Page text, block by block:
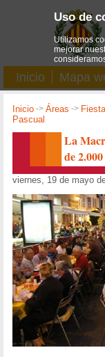
Inicio Mapa
Inicio ->Áreas ->
Pascual
La
de
viernes, 19 de mayo
Uso de
Utilizamos
mejorar